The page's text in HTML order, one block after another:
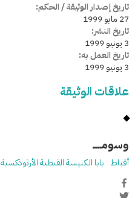
تاريخ إصدار الوثيقة / الحكم:
27 مايو 1999
تاريخ النشر:
3 يونيو 1999
تاريخ العمل به:
3 يونيو 1999
علاقات الوثيقة
وسومـــــ
أقباط بابا الكنيسة القبطية الأرثوذكسية